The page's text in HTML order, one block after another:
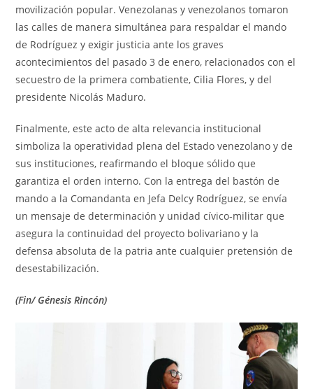
movilización popular. Venezolanas y venezolanos tomaron
las calles de manera simultánea para respaldar el mando
de Rodríguez y exigir justicia ante los graves
acontecimientos del pasado 3 de enero, relacionados con el
secuestro de la primera combatiente, Cilia Flores, y del
presidente Nicolás Maduro.
Finalmente, este acto de alta relevancia institucional
simboliza la operatividad plena del Estado venezolano y de
sus instituciones, reafirmando el bloque sólido que
garantiza el orden interno. Con la entrega del bastón de
mando a la Comandanta en Jefa Delcy Rodríguez, se envía
un mensaje de determinación y unidad cívico‑militar que
asegura la continuidad del proyecto bolivariano y la
defensa absoluta de la patria ante cualquier pretensión de
desestabilización.
(Fin/ Génesis Rincón)